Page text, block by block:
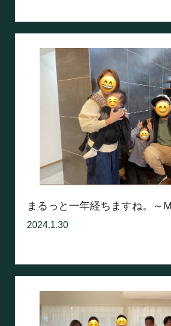
まるっと一年経ちますね。～
2024.1.30